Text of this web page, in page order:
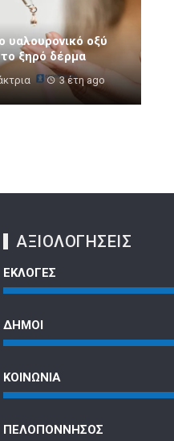
υαλουρονικό οξύ
ξηρό δέρμα
3 έτη ago
οι κενές θέσεις
ΑΞΙΟΛΟΓΗΣΕΙΣ
ΕΚΛΟΓΕΣ
ΔΗΜΟΙ
ΚΟΙΝΩΝΙΑ
ΠΕΛΟΠΟΝΝΗΣΟΣ